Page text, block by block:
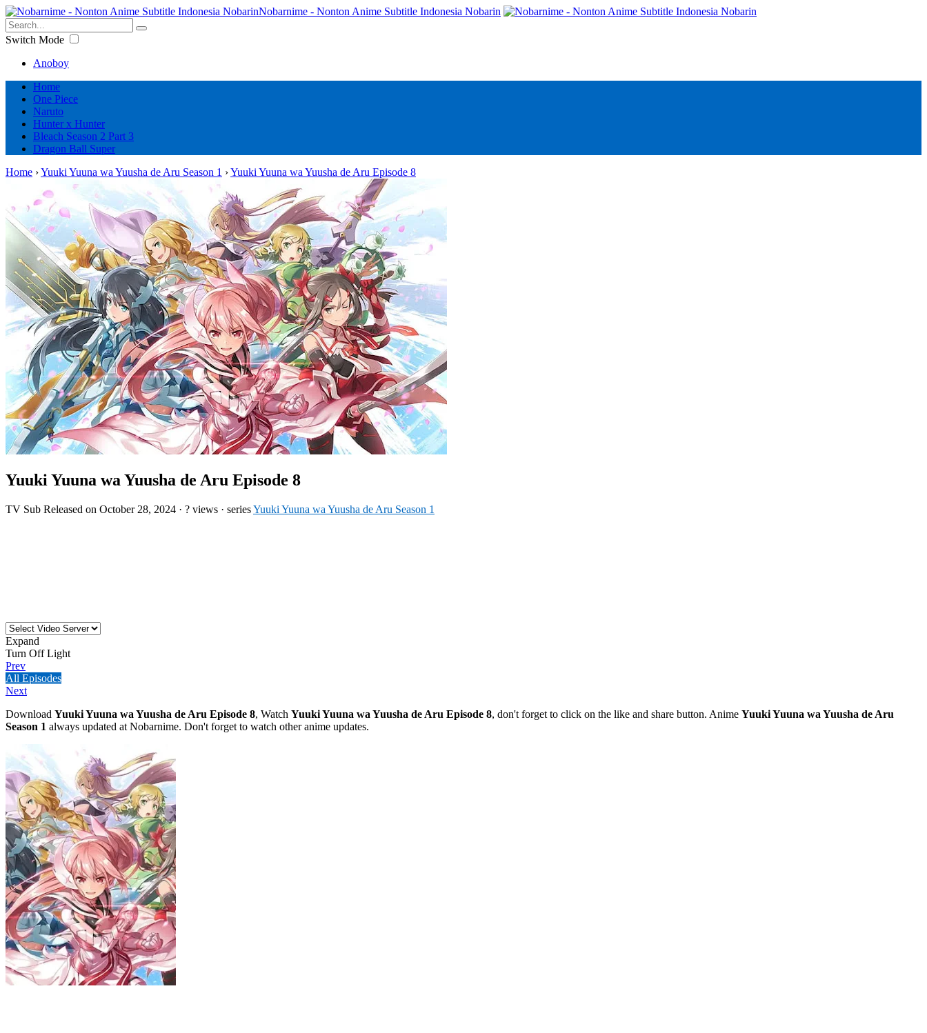
Nobarnime - Nonton Anime Subtitle Indonesia Nobarin
Switch Mode
Anoboy
Home
One Piece
Naruto
Hunter x Hunter
Bleach Season 2 Part 3
Dragon Ball Super
Home ›Yuuki Yuuna wa Yuusha de Aru Season 1 ›Yuuki Yuuna wa Yuusha de Aru Episode 8
Yuuki Yuuna wa Yuusha de Aru Episode 8
TV Sub Released on October 28, 2024 · ? views · seriesYuuki Yuuna wa Yuusha de Aru Season 1
Expand
Turn Off Light
Prev
All Episodes
Next
Download Yuuki Yuuna wa Yuusha de Aru Episode 8, Watch Yuuki Yuuna wa Yuusha de Aru Episode 8, don't forget to click on the like and share button. Anime Yuuki Yuuna wa Yuusha de Aru
Season 1 always updated at Nobarnime. Don't forget to watch other anime updates.